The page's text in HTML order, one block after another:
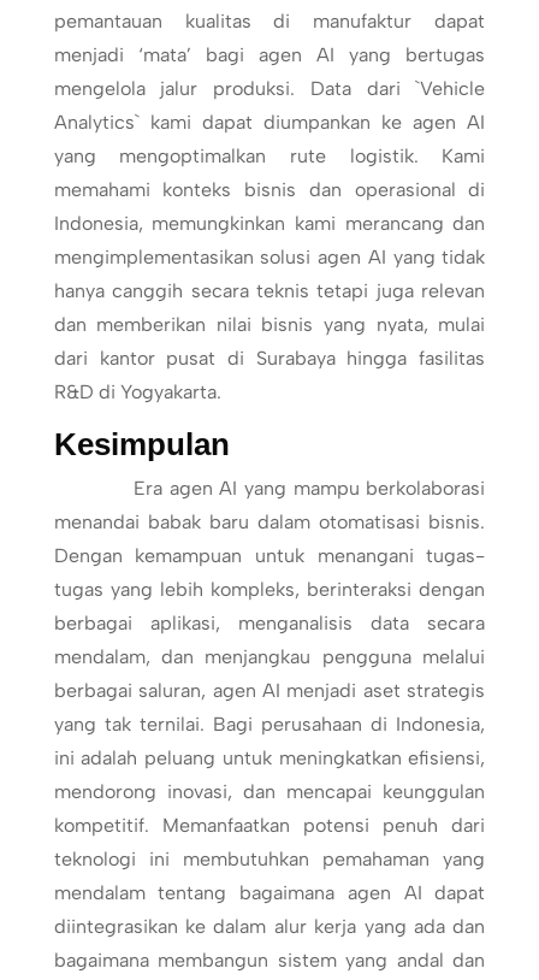
pemantauan kualitas di manufaktur dapat
menjadi ‘mata’ bagi agen AI yang bertugas
mengelola jalur produksi. Data dari `Vehicle
Analytics` kami dapat diumpankan ke agen AI
yang mengoptimalkan rute logistik. Kami
memahami konteks bisnis dan operasional di
Indonesia, memungkinkan kami merancang dan
mengimplementasikan solusi agen AI yang tidak
hanya canggih secara teknis tetapi juga relevan
dan memberikan nilai bisnis yang nyata, mulai
dari kantor pusat di Surabaya hingga fasilitas
R&D di Yogyakarta.
Kesimpulan
Era agen AI yang mampu berkolaborasi
menandai babak baru dalam otomatisasi bisnis.
Dengan kemampuan untuk menangani tugas-
tugas yang lebih kompleks, berinteraksi dengan
berbagai aplikasi, menganalisis data secara
mendalam, dan menjangkau pengguna melalui
berbagai saluran, agen AI menjadi aset strategis
yang tak ternilai. Bagi perusahaan di Indonesia,
ini adalah peluang untuk meningkatkan efisiensi,
mendorong inovasi, dan mencapai keunggulan
kompetitif. Memanfaatkan potensi penuh dari
teknologi ini membutuhkan pemahaman yang
mendalam tentang bagaimana agen AI dapat
diintegrasikan ke dalam alur kerja yang ada dan
bagaimana membangun sistem yang andal dan